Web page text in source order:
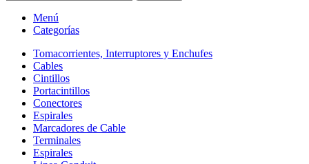
Menú
Categorías
Tomacorrientes, Interruptores y Enchufes
Cables
Cintillos
Portacintillos
Conectores
Espirales
Marcadores de Cable
Terminales
Espirales